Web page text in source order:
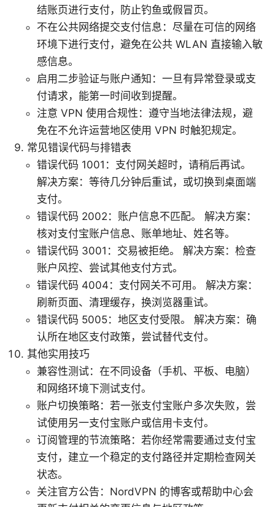
结账页进行支付，防止钓鱼或假冒页。
不在公共网络提交支付信息：尽量在可信的网络
环境下进行支付，避免在公共 WLAN 直接输入敏
感信息。
启用二步验证与账户通知：一旦有异常登录或支
付请求，能第一时间收到提醒。
注意 VPN 使用合规性：遵守当地法律法规，避
免在不允许运营地区使用 VPN 时触犯规定。
常见错误代码与排错表
错误代码 1001：支付网关超时，请稍后再试。
解决方案：等待几分钟后重试，或切换到桌面端
支付。
错误代码 2002：账户信息不匹配。 解决方案：
核对支付宝账户信息、账单地址、姓名等。
错误代码 3001：交易被拒绝。 解决方案：检查
账户风控、尝试其他支付方式。
错误代码 4004：支付网关不可用。 解决方案：
刷新页面、清理缓存，换浏览器重试。
错误代码 5005：地区支付受限。 解决方案：确
认所在地区支付政策，尝试替代支付。
其他实用技巧
兼容性测试：在不同设备（手机、平板、电脑）
和网络环境下测试支付。
账户切换策略：若一张支付宝账户多次失败，尝
试使用另一支付宝账户或信用卡支付。
订阅管理的节流策略：若你经常需要通过支付宝
支付，建立一个稳定的支付路径并定期检查网关
状态。
关注官方公告：NordVPN 的博客或帮助中心会